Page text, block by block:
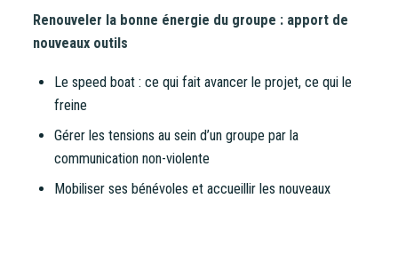
Renouveler la bonne énergie du groupe : apport de
nouveaux outils
Le speed boat : ce qui fait avancer le projet, ce qui le
freine
Gérer les tensions au sein d’un groupe par la
communication non-violente
Mobiliser ses bénévoles et accueillir les nouveaux
document d’information synthétique (DIS).
NB : si vous souscrivez en tant que personne morale
(société, …), votre souscription peut être soumise à
validation par nos instances avant d’être effective.
Un problème, une question ?Consultez notre FAQ
contactez-nous.